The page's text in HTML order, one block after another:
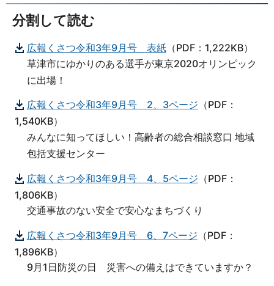
分割して読む
広報くさつ令和3年9月号 表紙（PDF：1,222KB）
草津市にゆかりのある選手が東京2020オリンピック
に出場！
広報くさつ令和3年9月号 2、3ページ （PDF：
1,540KB）
みんなに知ってほしい！高齢者の総合相談窓口 地域
包括支援センター
広報くさつ令和3年9月号 4、5ページ （PDF：
1,806KB）
交通事故のない安全で安心なまちづくり
広報くさつ令和3年9月号 6、7ページ （PDF：
1,896KB）
9月1日防災の日 災害への備えはできていますか？